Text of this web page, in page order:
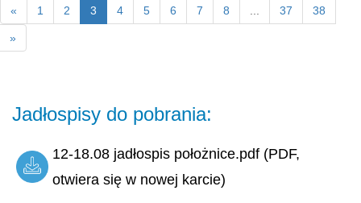
« 1 2 3 4 5 6 7 8 37 38
»
Jadłospisy do pobrania:
12-18.08 jadłospis położnice.pdf (PDF,
otwiera się w nowej karcie)